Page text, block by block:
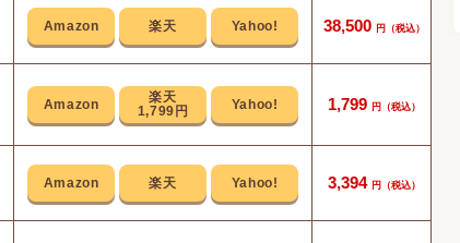
38,500
1,799円 1,799
3,394